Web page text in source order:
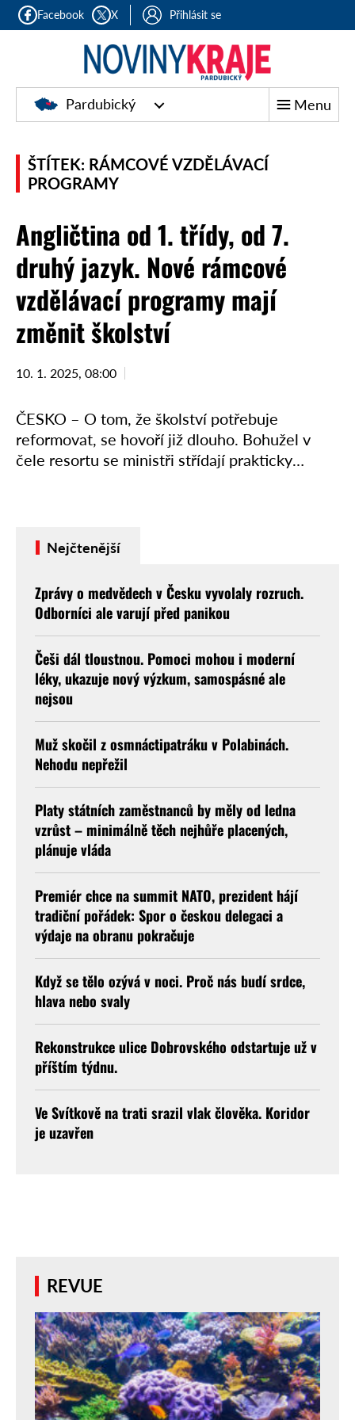
Facebook X Přihlásit se
Pardubický Menu
ŠTÍTEK: RÁMCOVÉ VZDĚLÁVACÍ
PROGRAMY
Angličtina od 1. třídy, od 7.
druhý jazyk. Nové rámcové
vzdělávací programy mají
změnit školství
10. 1. 2025, 08:00
ČESKO – O tom, že školství potřebuje
reformovat, se hovoří již dlouho. Bohužel v
čele resortu se ministři střídají prakticky
Nejčtenější
Zprávy o medvědech v Česku vyvolaly rozruch.
Odborníci ale varují před panikou
Češi dál tloustnou. Pomoci mohou i moderní
léky, ukazuje nový výzkum, samospásné ale
nejsou
Muž skočil z osmnáctipatráku v Polabinách.
Nehodu nepřežil
Platy státních zaměstnanců by měly od ledna
vzrůst – minimálně těch nejhůře placených,
plánuje vláda
Premiér chce na summit NATO, prezident hájí
tradiční pořádek: Spor o českou delegaci a
výdaje na obranu pokračuje
Když se tělo ozývá v noci. Proč nás budí srdce,
hlava nebo svaly
Rekonstrukce ulice Dobrovského odstartuje už v
příštím týdnu.
Ve Svítkově na trati srazil vlak člověka. Koridor
je uzavřen
REVUE